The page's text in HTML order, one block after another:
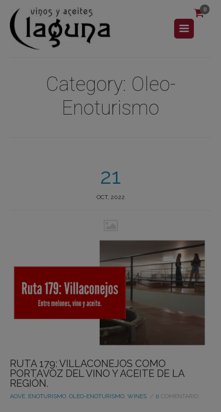
0
Category: Oleo-
Enoturismo
21
OCT, 2022
RUTA 179: VILLACONEJOS COMO
PORTAVOZ DEL VINO Y ACEITE DE LA
REGIÓN.
AOVE, ENOTURISMO, OLEO-ENOTURISMO, WINES 0 COMENTARIO